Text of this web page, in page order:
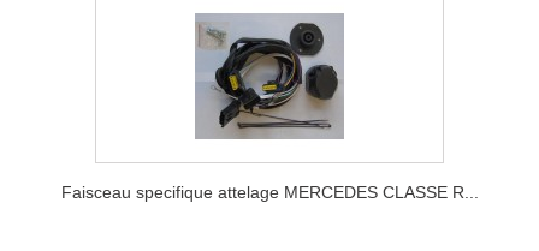
Faisceau specifique attelage MERCEDES CLASSE R...